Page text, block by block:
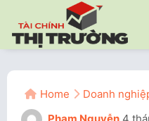
Home Doanh